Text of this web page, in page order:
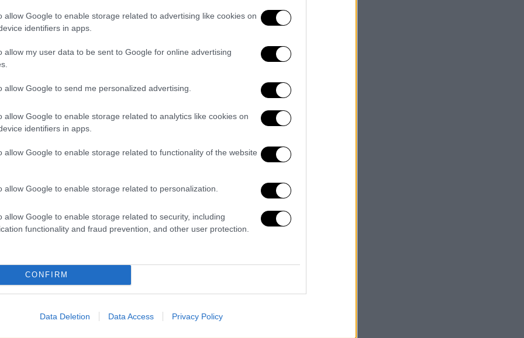
allow Google to enable storage related to advertising like cookies on
identifiers in apps.
allow my user data to be sent to Google for online advertising
allow Google to send me personalized advertising.
allow Google to enable storage related to analytics like cookies on
identifiers in apps.
allow Google to enable storage related to functionality of the website
allow Google to enable storage related to personalization.
allow Google to enable storage related to security, including
functionality and fraud prevention, and other user protection.
CONFIRM
Data Deletion Data Access Privacy Policy
ο καλύτερος παίκτης στον
θρύλος του μπάσκετ, Nίκος Γκάλης,
πλευρά του Ατλαντικού, ο Γιάννης
του από την ενεργό δράση, κρατάει
φώτα της δημοσιότητας, με δημοσίευση
είπε για τον Greek Freak «κατέκτησες
ενώ συμπλήρωσε λέγοντας πως «Για
παίκτης στον πλανήτη».